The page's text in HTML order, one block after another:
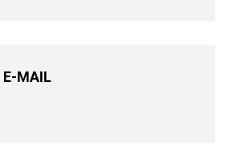
E-MAIL